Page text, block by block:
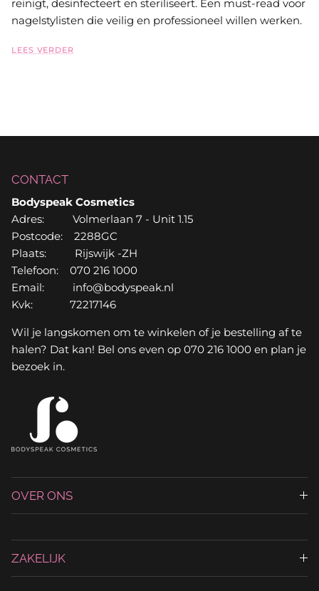
reinigt, desinfecteert en steriliseert. Een must-read voor
nagelstylisten die veilig en professioneel willen werken.
LEES VERDER
CONTACT
Bodyspeak Cosmetics
Adres: Volmerlaan 7 - Unit 1.15
Postcode: 2288GC
Plaats: Rijswijk -ZH
Telefoon: 070 216 1000
Email: info@bodyspeak.nl
Kvk: 72217146
Wil je langskomen om te winkelen of je bestelling af te
halen? Dat kan! Bel ons even op 070 216 1000 en plan je
bezoek in.
OVER ONS
ZAKELIJK